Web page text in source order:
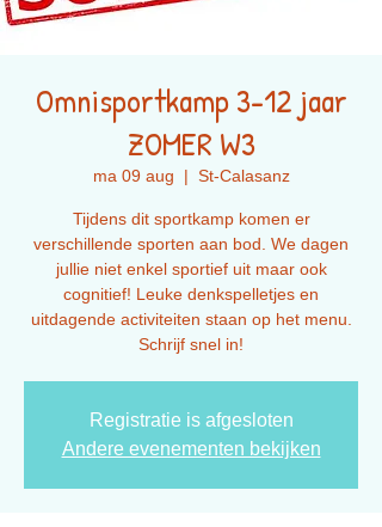
Omnisportkamp 3-12 jaar
ZOMER W3
ma 09 aug
  |
St-Calasanz
Tijdens dit sportkamp komen er
verschillende sporten aan bod. We dagen
jullie niet enkel sportief uit maar ook
cognitief! Leuke denkspelletjes en
uitdagende activiteiten staan op het menu.
Registratie is afgesloten
Andere evenementen bekijken